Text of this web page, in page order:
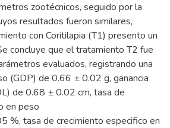
zootécnicos, seguido por la
resultados fueron similares,
con Coritilapia (T1) presento un
concluye que el tratamiento T2 fue
evaluados, registrando una
(GDP) de 0.66 ± 0.02 g, ganancia
de 0.68 ± 0.02 cm, tasa de
en peso
%, tasa de crecimiento especifico en